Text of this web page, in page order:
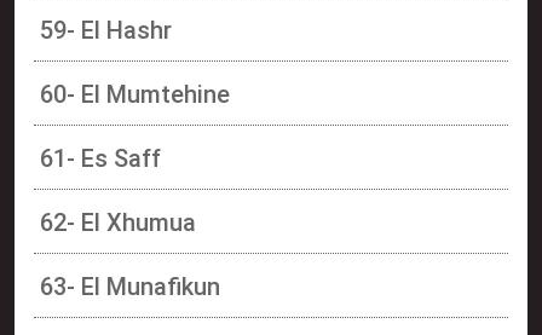
59- El Hashr
60- El Mumtehine
61- Es Saff
62- El Xhumua
63- El Munafikun